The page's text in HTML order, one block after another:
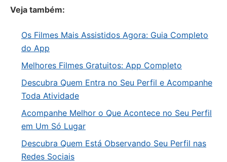
Veja também:
Os Filmes Mais Assistidos Agora: Guia Completo
do App
Melhores Filmes Gratuitos: App Completo
Descubra Quem Entra no Seu Perfil e Acompanhe
Toda Atividade
Acompanhe Melhor o Que Acontece no Seu Perfil
em Um Só Lugar
Descubra Quem Está Observando Seu Perfil nas
Redes Sociais